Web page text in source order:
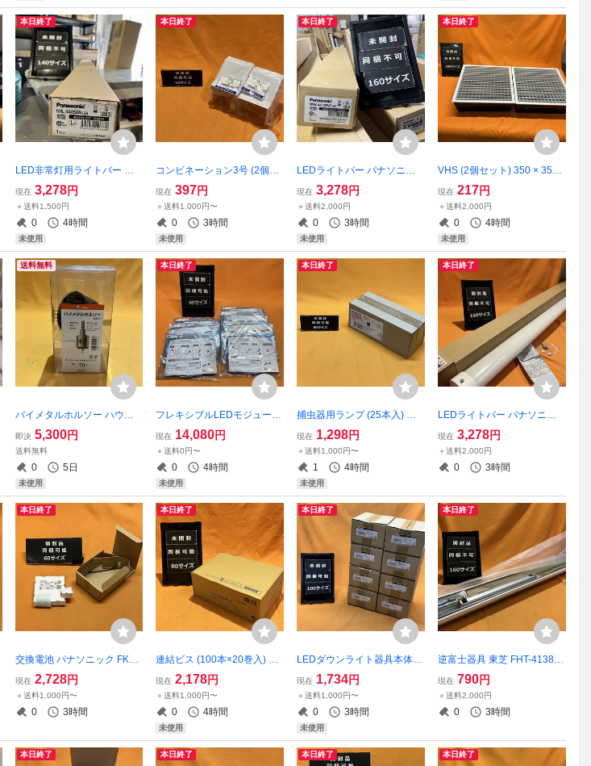
本日終了
LED非常灯用ライトバー パ
ナソニック NNL4405GNLE9
昼白色 40形 4000lmタイプ
非調光 サテイゴー
現在 3,278円
＋送料1,500円
0 4時間
未使用
本日終了
コンビネーション3号 (2個セ
ット) マサル工業 MDCB32
ホワイト エムケーダクト サ
テイゴー
現在 397円
＋送料1,000円〜
0 3時間
未使用
本日終了
LEDライトバー パナソニッ
ク NNW4410ENZLE9 昼白色
防湿型・防雨型 一般タイプ 4
000lmタイプ 非調光 40形 サ
テイゴー
現在 3,278円
＋送料2,000円
0 3時間
未使用
本日終了
VHS (2個セット) 350 × 350
吹出し口 排気口 サテイゴー
現在 217円
＋送料2,000円
0 4時間
未使用
送料無料
バイメタルホルソー ハウスB
M BMH-70 回転用
即決 5,300円
送料無料
0 5日
未使用
本日終了
フレキシブルLEDモジュール
(7個セット) DNライティング
FX50-LED2900WW-F1 温白
色 2900mm サテイゴー
現在 14,080円
＋送料0円〜
0 4時間
未使用
本日終了
捕虫器用ランプ (25本入) フ
ィリップス ACTINIC BL 6W
サテイゴー
現在 1,298円
＋送料1,000円〜
1 4時間
未使用
本日終了
LEDライトバー パナソニッ
ク NNW4410ENZLE9 昼白色
防湿型・防雨型 一般タイプ 4
000lmタイプ 非調光 40形 サ
テイゴー
現在 3,278円
＋送料2,000円
0 3時間
本日終了
交換電池 パナソニック FK72
7 4.8V 700mAh ニッケル水
素蓄電池 23年製 サテイゴー
現在 2,728円
＋送料1,000円〜
0 3時間
本日終了
連結ビス (100本×20巻入) マ
キタ F-70991 28ｍｍ RS382
8HL サテイゴー
現在 2,178円
＋送料1,000円〜
0 4時間
未使用
本日終了
LEDダウンライト器具本体 (8
個セット) 東芝 LEDD85920
(W) サテイゴー
現在 1,734円
＋送料1,000円〜
0 3時間
未使用
本日終了
逆富士器具 東芝 FHT-41386
N-PH9 直付 ランプ別売 FHF
32×1灯 サテイゴー
現在 790円
＋送料2,000円
0 3時間
本日終了 本日終了 本日終了 本日終了